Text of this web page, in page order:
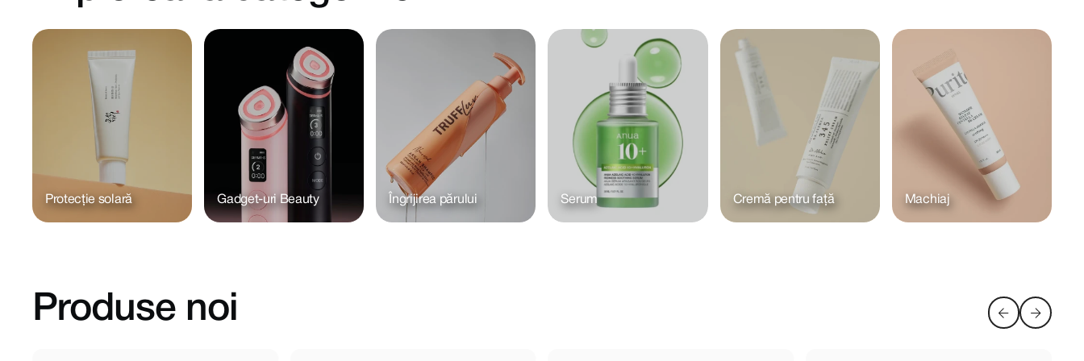
Protecție solară Gadget-uri Beauty Îngrijirea părului Serum Cremă pentru față Machiaj
Produse noi